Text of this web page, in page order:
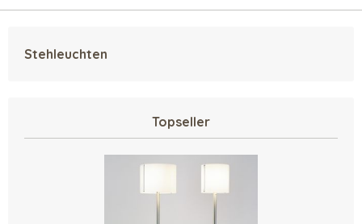
Stehleuchten
Topseller